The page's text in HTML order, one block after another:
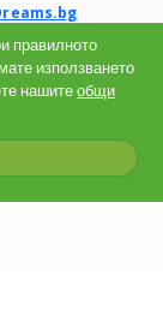
правилното
използването
нашитеобщи